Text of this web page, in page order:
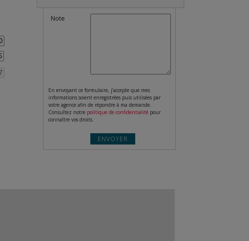
Note
En envoyant ce formulaire, j’accepte que mes
informations soient enregistrées puis utilisées par
votre agence afin de répondre à ma demande.
Consultez notre politique de confidentialité pour
connaître vos droits.